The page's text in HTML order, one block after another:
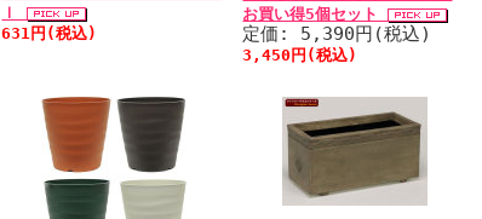
ｌ
631円(税込)
お買い得5個セット
定価: 5,390円(税込)
3,450円(税込)